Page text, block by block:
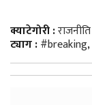
क्याटेगोरी :राजनीति
ट्याग :#breaking,